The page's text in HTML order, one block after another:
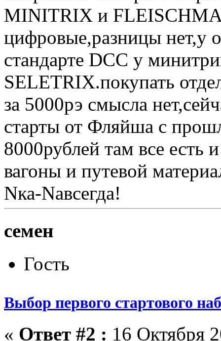
MINITRIX и
цифровые,разницы нет,у
стандарте DCC у
SELETRIX.покупать
за 5000рэ смысла
старты от Фляйша с
8000рублей там все есть
вагоны и путевой
Nка-Nавсегда!
семен
Гость
Выбор первого стартового
« Ответ #2 : 16 Октября